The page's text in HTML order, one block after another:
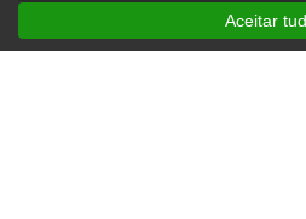
Formas de ingresso
Processo seletivo